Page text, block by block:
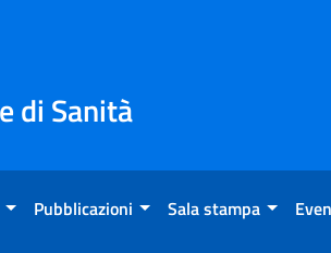
di Sanità
Pubblicazioni Sala stampa